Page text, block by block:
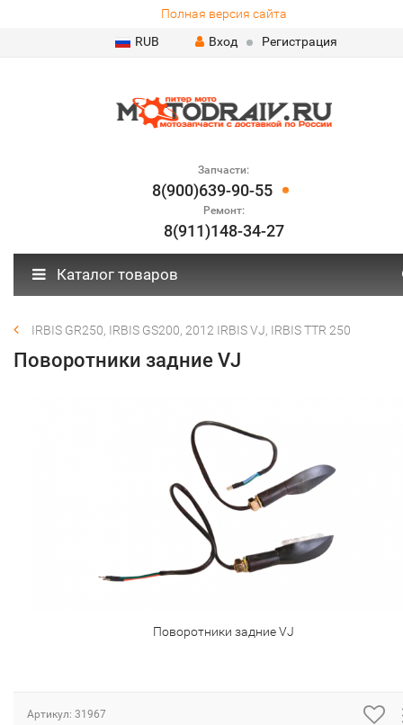
Полная версия сайта
RUB
Вход Регистрация
Запчасти:
8(900)639-90-55
Ремонт:
8(911)148-34-27
Каталог товаров
IRBIS GR250, IRBIS GS200, 2012 IRBIS VJ, IRBIS TTR 250
Поворотники задние VJ
Поворотники задние VJ
Артикул: 31967